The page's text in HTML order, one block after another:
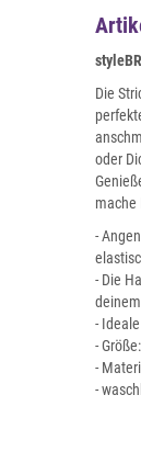
Die
oder
mache
-
- Die
-
-
-
-